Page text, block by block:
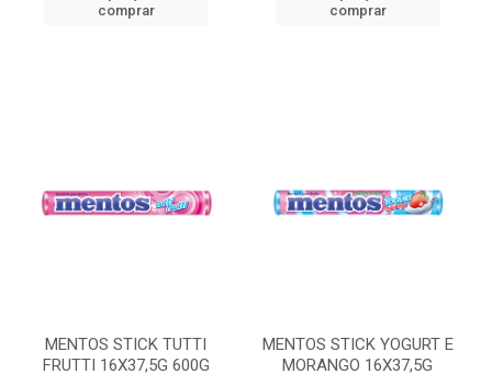
comprar
comprar
MENTOS STICK TUTTI
FRUTTI 16X37,5G 600G
MENTOS STICK YOGURT E
MORANGO 16X37,5G